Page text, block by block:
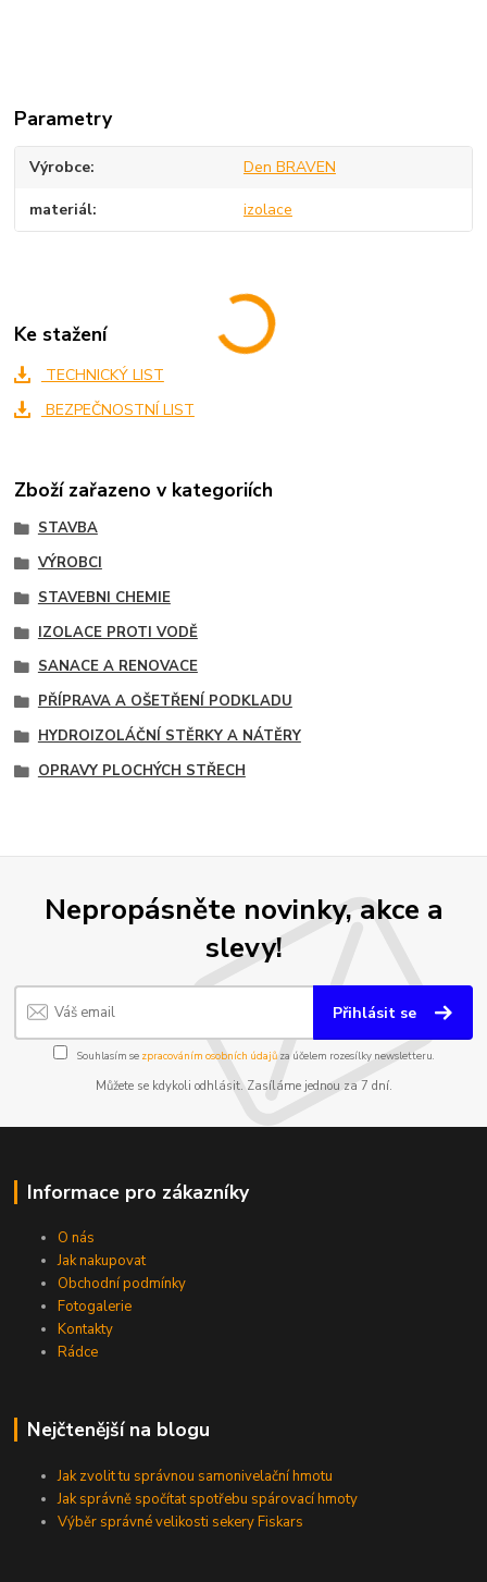
Parametry
Výrobce Den BRAVEN
materiál izolace
Ke stažení
TECHNICKÝ LIST
BEZPEČNOSTNÍ LIST
Zboží zařazeno v kategoriích
STAVBA
VÝROBCI
STAVEBNI CHEMIE
IZOLACE PROTI VODĚ
SANACE A RENOVACE
PŘÍPRAVA A OŠETŘENÍ PODKLADU
HYDROIZOLÁČNÍ STĚRKY A NÁTĚRY
OPRAVY PLOCHÝCH STŘECH
Nepropásněte novinky, akce a
slevy!
Přihlásit se
Souhlasím se zpracováním osobních údajůza účelem rozesílky newsletteru.
Můžete se kdykoli odhlásit. Zasíláme jednou za 7 dní.
Informace pro zákazníky
O nás
Jak nakupovat
Obchodní podmínky
Fotogalerie
Kontakty
Rádce
Nejčtenější na blogu
Jak zvolit tu správnou samonivelační hmotu
Jak správně spočítat spotřebu spárovací hmoty
Výběr správné velikosti sekery Fiskars